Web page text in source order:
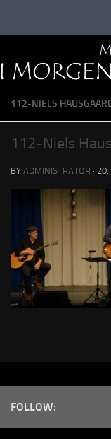
112-NIELS
112-Niels
BY ADMINISTRATOR · 20.
FOLLOW: